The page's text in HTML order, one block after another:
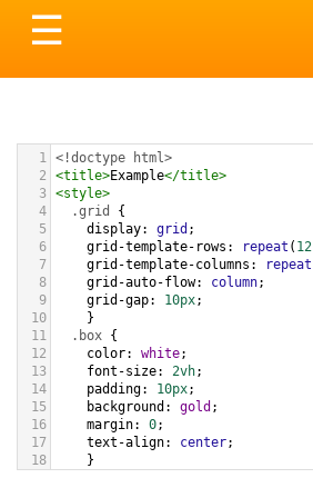
Toggle
navigation
☰
1 <!doctype html>
2
<title>Example</title>
3 <style>
4
.grid
{
5
display: grid ;
6
grid-template-rows : repeat ( 12
7
grid-template-columns : repeat
8
grid-auto-flow: column;
9
grid-gap: 10px;
10
}
11
.box {
12
color: white;
13
font-size: 2vh;
14
padding: 10px;
15
background : gold ;
16
margin: 0;
17
text-align: center;
18
}